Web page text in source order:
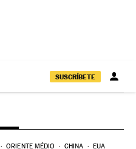
SUSCRÍBETE
ORIENTE MÉDIO CHINA EUA